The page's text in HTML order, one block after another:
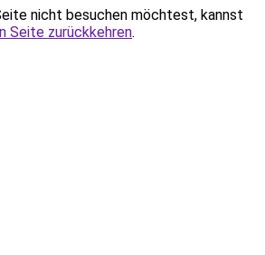
nicht besuchen möchtest, kannst
Seite zurückkehren.